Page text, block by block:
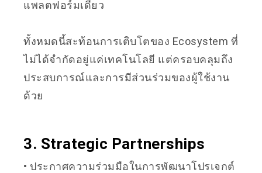
แพลตฟอร์มเดียว
ทั้งหมดนี้สะท้อนการเติบโตของ Ecosystem ที่
ไม่ได้จำกัดอยู่แค่เทคโนโลยี แต่ครอบคลุมถึง
ประสบการณ์และการมีส่วนร่วมของผู้ใช้งาน
ด้วย
3. Strategic Partnerships
• ประกาศความร่วมมือในการพัฒนาโปรเจกต์